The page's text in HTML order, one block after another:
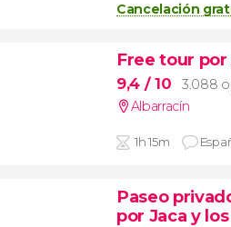
Cancelación
Free tour
9,4 / 10
3.088
Albarracín
1h 15m
Paseo
por Jaca y